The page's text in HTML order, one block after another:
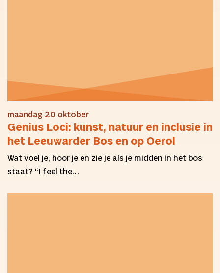
maandag 20 oktober
Genius Loci: kunst, natuur en inclusie in
het Leeuwarder Bos en op Oerol
Wat voel je, hoor je en zie je als je midden in het bos
staat? “I feel the…